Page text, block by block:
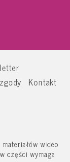
Kontakt
wideo
części wymaga